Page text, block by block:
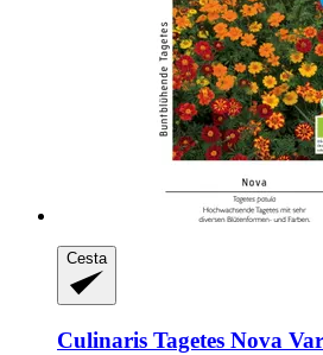
Cesta
Culinaris Tagetes Nova